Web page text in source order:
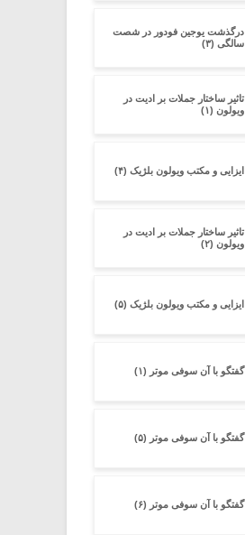
درگذشت یوجین فودور در شصت
سالگی (۳)
تاثیر ساختار جملات بر ادیت در
ویولون (۱)
ایزایی و مکتب ویولون بلژیک (۴)
تاثیر ساختار جملات بر ادیت در
ویولون (۲)
ایزایی و مکتب ویولون بلژیک (۵)
گفتگو با آن سوفی موتر (۱)
گفتگو با آن سوفی موتر (۵)
گفتگو با آن سوفی موتر (۶)